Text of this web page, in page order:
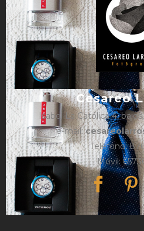
Cesareo
Isabel La Católica 4,
e-mail:
Teléfono:
Móvil: